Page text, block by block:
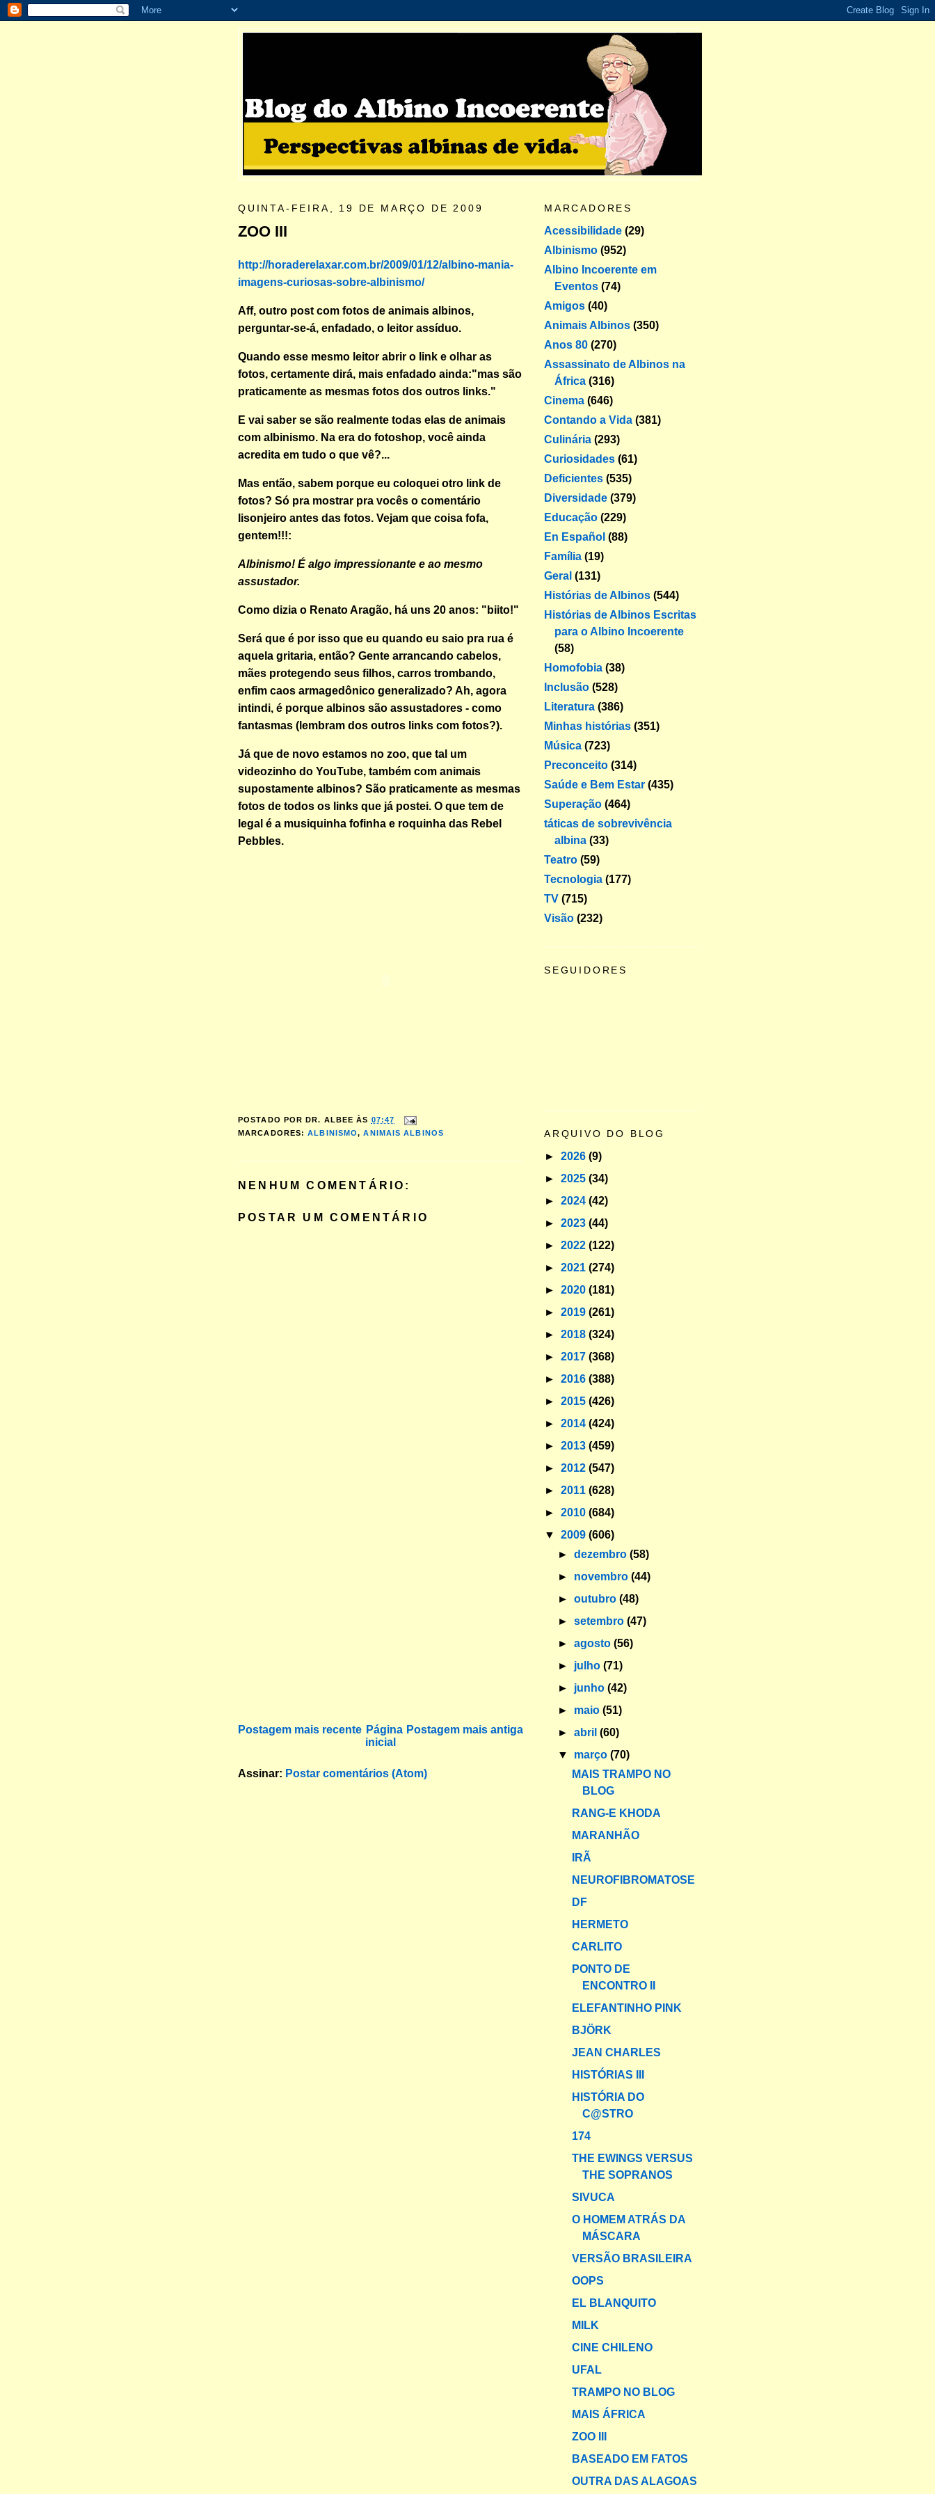
QUINTA-FEIRA, 19 DE MARÇO DE 2009
ZOO III
http://horaderelaxar.com.br/2009/01/12/albino-mania-
imagens-curiosas-sobre-albinismo/
Aff, outro post com fotos de animais albinos,
perguntar-se-á, enfadado, o leitor assíduo.
Quando esse mesmo leitor abrir o link e olhar as
fotos, certamente dirá, mais enfadado ainda:"mas são
praticamente as mesmas fotos dos outros links."
E vai saber se são realmente todas elas de animais
com albinismo. Na era do fotoshop, você ainda
acredita em tudo o que vê?...
Mas então, sabem porque eu coloquei otro link de
fotos? Só pra mostrar pra vocês o comentário
lisonjeiro antes das fotos. Vejam que coisa fofa,
gentem!!!:
Albinismo! É algo impressionante e ao mesmo
assustador.
Como dizia o Renato Aragão, há uns 20 anos: "biito!"
Será que é por isso que eu quando eu saio pra rua é
aquela gritaria, então? Gente arrancando cabelos,
mães protegendo seus filhos, carros trombando,
enfim caos armagedônico generalizado? Ah, agora
intindi, é porque albinos são assustadores - como
fantasmas (lembram dos outros links com fotos?).
Já que de novo estamos no zoo, que tal um
videozinho do YouTube, também com animais
supostamente albinos? São praticamente as mesmas
fotos de todos os links que já postei. O que tem de
legal é a musiquinha fofinha e roquinha das Rebel
Pebbles.
POSTADO POR DR. ALBEE ÀS 07:47
MARCADORES:ALBINISMO,ANIMAIS ALBINOS
NENHUM COMENTÁRIO:
POSTAR UM COMENTÁRIO
Postagem mais recente Postagem mais antiga
Página
inicial
Assinar: Postar comentários (Atom)
MARCADORES
Acessibilidade (29)
Albinismo (952)
Albino Incoerente em
Eventos (74)
Amigos (40)
Animais Albinos (350)
Anos 80 (270)
Assassinato de Albinos na
África (316)
Cinema (646)
Contando a Vida (381)
Culinária (293)
Curiosidades (61)
Deficientes (535)
Diversidade (379)
Educação (229)
En Español (88)
Família (19)
Geral (131)
Histórias de Albinos (544)
Histórias de Albinos Escritas
para o Albino Incoerente
(58)
Homofobia (38)
Inclusão (528)
Literatura (386)
Minhas histórias (351)
Música (723)
Preconceito (314)
Saúde e Bem Estar (435)
Superação (464)
táticas de sobrevivência
albina (33)
Teatro (59)
Tecnologia (177)
TV (715)
Visão (232)
SEGUIDORES
ARQUIVO DO BLOG
► 2026 (9)
► 2025 (34)
► 2024 (42)
► 2023 (44)
► 2022 (122)
► 2021 (274)
► 2020 (181)
► 2019 (261)
► 2018 (324)
► 2017 (368)
► 2016 (388)
► 2015 (426)
► 2014 (424)
► 2013 (459)
► 2012 (547)
► 2011 (628)
► 2010 (684)
▼ 2009 (606)
►dezembro(58)
► novembro(44)
►outubro(48)
►setembro(47)
►agosto(56)
► julho(71)
► junho(42)
► maio(51)
►abril(60)
▼ março(70)
MAIS TRAMPO NO
BLOG
RANG-E KHODA
MARANHÃO
IRÃ
NEUROFIBROMATOSE
DF
HERMETO
CARLITO
PONTO DE
ENCONTRO II
ELEFANTINHO PINK
BJÖRK
JEAN CHARLES
HISTÓRIAS III
HISTÓRIA DO
C@STRO
174
THE EWINGS VERSUS
THE SOPRANOS
SIVUCA
O HOMEM ATRÁS DA
MÁSCARA
VERSÃO BRASILEIRA
OOPS
EL BLANQUITO
MILK
CINE CHILENO
UFAL
TRAMPO NO BLOG
MAIS ÁFRICA
ZOO III
BASEADO EM FATOS
OUTRA DAS ALAGOAS